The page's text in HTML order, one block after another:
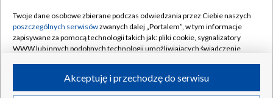
Emisja w TVP
Rada Programowa
Ogłoszenia przetargowe
Akademia Telewizyjna
Kanały
©2026 Telewizja Polska Spółka Akcyjna w likwidacji
Twoje dane osobowe zbierane podczas odwiedzania przez Ciebie naszych
poszczególnych serwisówzwanych dalej „Portalem”, w tym informacje
zapisywane za pomocą technologii takich jak: pliki cookie, sygnalizatory
WWW lub innych podobnych technologii umożliwiających świadczenie
ruchu w Internecie.Akceptuję i przechodzę do serwisu